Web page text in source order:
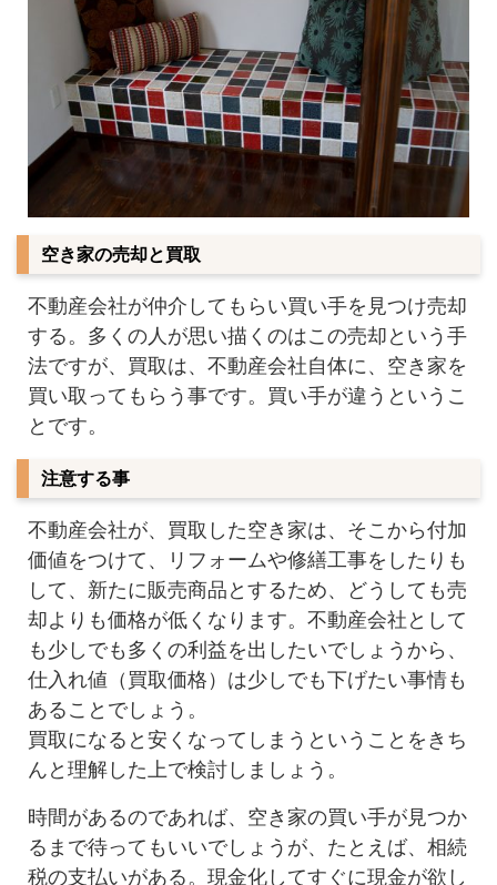
空き家の売却と買取
不動産会社が仲介してもらい買い手を見つけ売却
する。多くの人が思い描くのはこの売却という手
法ですが、買取は、不動産会社自体に、空き家を
買い取ってもらう事です。買い手が違うというこ
とです。
注意する事
不動産会社が、買取した空き家は、そこから付加
価値をつけて、リフォームや修繕工事をしたりも
して、新たに販売商品とするため、どうしても売
却よりも価格が低くなります。不動産会社として
も少しでも多くの利益を出したいでしょうから、
仕入れ値（買取価格）は少しでも下げたい事情も
あることでしょう。
買取になると安くなってしまうということをきち
んと理解した上で検討しましょう。
時間があるのであれば、空き家の買い手が見つか
るまで待ってもいいでしょうが、たとえば、相続
税の支払いがある。現金化してすぐに現金が欲し